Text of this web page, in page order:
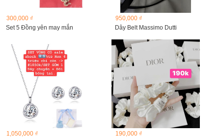
300,000 ₫
Set 5 Đồng yên may mắn
950,000 ₫
Dây Belt Massimo Dutti
1,050,000 ₫
190,000 ₫